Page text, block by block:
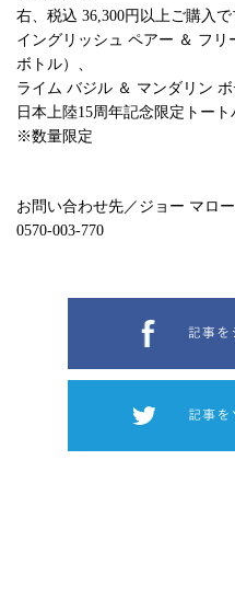
右、税込 36,300円以上ご購入で
イングリッシュ ペアー ＆ フ
ボトル）、
ライム バジル ＆ マンダリン ボ
日本上陸15周年記念限定トー
※数量限定
お問い合わせ先／ジョー マロ
0570-003-770